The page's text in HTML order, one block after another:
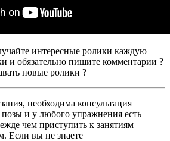
интересные ролики каждую
и обязательно пишите комментарии ?
новые ролики ?
необходима консультация
и у любого упражнения есть
чем приступить к занятиям
Если вы не знаете